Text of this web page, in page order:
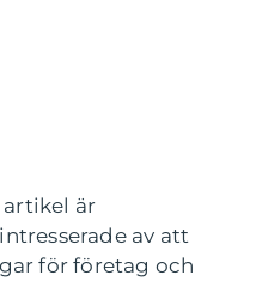
är
av att
för företag och